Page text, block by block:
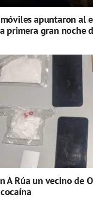
apuntaron al
primera gran noche
A Rúa un vecino de